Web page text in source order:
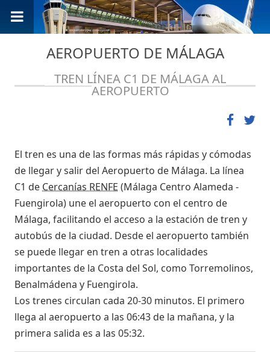
AEROPUERTO DE MÁLAGA
TREN LÍNEA C1 DE MÁLAGA AL
AEROPUERTO
El tren es una de las formas más rápidas y cómodas
de llegar y salir del Aeropuerto de Málaga. La línea
C1 de Cercanías RENFE (Málaga Centro Alameda -
Fuengirola) une el aeropuerto con el centro de
Málaga, facilitando el acceso a la estación de tren y
autobús de la ciudad. Desde el aeropuerto también
se puede llegar en tren a otras localidades
importantes de la Costa del Sol, como Torremolinos,
Benalmádena y Fuengirola.
Los trenes circulan cada 20-30 minutos. El primero
llega al aeropuerto a las 06:43 de la mañana, y la
primera salida es a las 05:32.